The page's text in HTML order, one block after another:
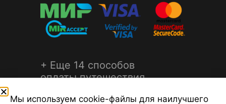
+ Еще 14 способов
оплаты путешествия
Мы используем cookie-файлы для наилучшего